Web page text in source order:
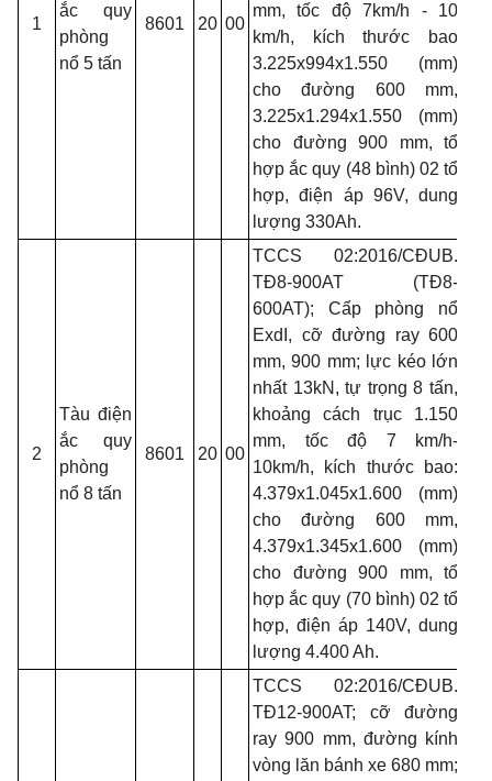
1
ắc quy
phòng
nổ 5 tấn
8601 20 00
mm, tốc độ 7km/h - 10
km/h, kích thước bao
3.225x994x1.550 (mm)
cho đường 600 mm,
3.225x1.294x1.550 (mm)
cho đường 900 mm, tổ
hợp ắc quy (48 bình) 02 tổ
hợp, điện áp 96V, dung
lượng 330Ah.
2
Tàu điện
ắc quy
phòng
nổ 8 tấn
8601 20 00
TCCS 02:2016/CĐUB.
TĐ8-900AT (TĐ8-
600AT); Cấp phòng nổ
ExdI, cỡ đường ray 600
mm, 900 mm; lực kéo lớn
nhất 13kN, tự trọng 8 tấn,
khoảng cách trục 1.150
mm, tốc độ 7 km/h-
10km/h, kích thước bao:
4.379x1.045x1.600 (mm)
cho đường 600 mm,
4.379x1.345x1.600 (mm)
cho đường 900 mm, tổ
hợp ắc quy (70 bình) 02 tổ
hợp, điện áp 140V, dung
lượng 4.400 Ah.
TCCS 02:2016/CĐUB.
TĐ12-900AT; cỡ đường
ray 900 mm, đường kính
vòng lăn bánh xe 680 mm;